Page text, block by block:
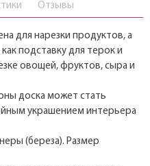
Отзывы
для нарезки продуктов, а
подставку для терок и
овощей, фруктов, сыра и
доска может стать
украшением интерьера
(береза). Размер